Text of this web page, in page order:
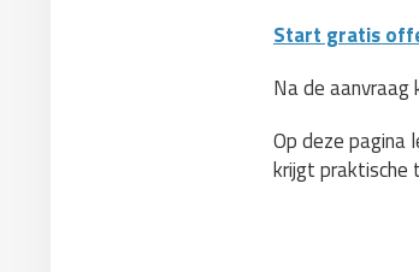
Start gratis
Na de
Op deze pagina
krijgt praktische